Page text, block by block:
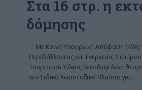
Στα 16 στρ. η
δόμησης
Με Κοινή Υπουργική Απόφαση
Περιβάλλοντος και Ενέργειας
Τουρισμού Όλγας Κεφαλογιάννη
νέο Ειδικό Χωροταξικό Πλαίσιο για…